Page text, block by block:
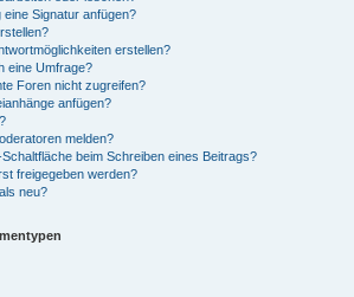
Signatur anfügen?
erstellen?
eine Umfrage?
Foren nicht zugreifen?
anfügen?
melden?
beim Schreiben eines Beitrags?
freigegeben werden?
neu?